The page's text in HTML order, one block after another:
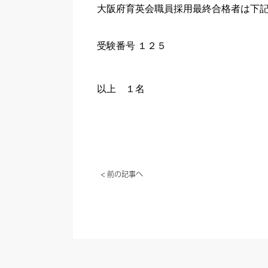
大阪府育英会職員採用最終合格者は下
受験番号 １２５
以上 １名
< 前の記事へ